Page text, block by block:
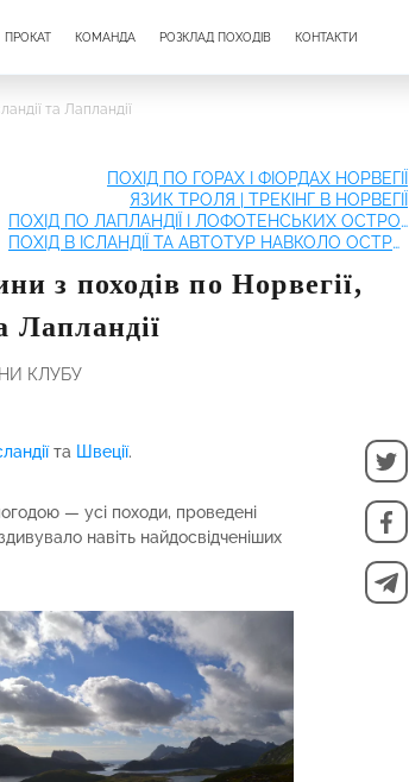
ПРОКАТ КОМАНДА РОЗКЛАД ПОХОДІВ КОНТАКТИ
та Лапландії
ПОХІД ПО ГОРАХ І ФІОРДАХ НОРВЕГІЇ
ЯЗИК ТРОЛЯ | ТРЕКІНГ В НОРВЕГІЇ
ПОХІД ПО ЛАПЛАНДІЇ І ЛОФОТЕНСЬКИХ ОСТРОВАХ
ПОХІД В ІСЛАНДІЇ ТА АВТОТУР НАВКОЛО ОСТРОВА
з походів по Норвегії,
Лапландії
КЛУБУ
та Швеції.
— усі походи, проведені
навіть найдосвідченіших